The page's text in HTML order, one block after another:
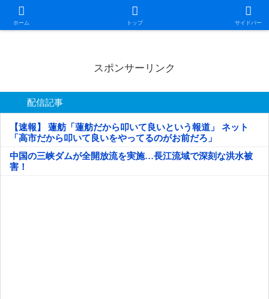
ホーム トップ サイドバー
日本第一！ニュース録
スポンサーリンク
配信記事
【速報】 蓮舫「蓮舫だから叩いて良いという報道」 ネット
「高市だから叩いて良いをやってるのがお前だろ」
中国の三峡ダムが全開放流を実施…長江流域で深刻な洪水被
害！